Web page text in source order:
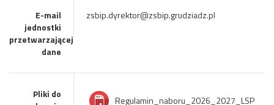
E-mail
jednostki
przetwarzającej
dane
zsbip.dyrektor@zsbip.grudziadz.pl
Pliki do
Regulamin_naboru_2026_2027_LSP